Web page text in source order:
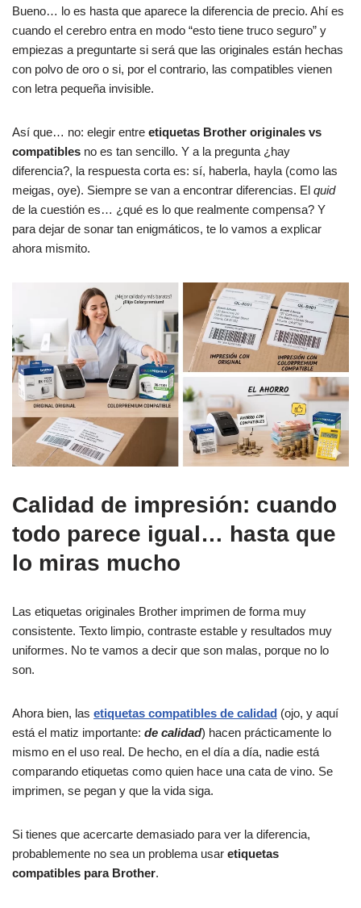
Bueno… lo es hasta que aparece la diferencia de precio. Ahí es
cuando el cerebro entra en modo “esto tiene truco seguro” y
empiezas a preguntarte si será que las originales están hechas
con polvo de oro o si, por el contrario, las compatibles vienen
con letra pequeña invisible.
Así que… no: elegir entre etiquetas Brother originales vs
compatibles no es tan sencillo. Y a la pregunta ¿hay
diferencia?, la respuesta corta es: sí, haberla, hayla (como las
meigas, oye). Siempre se van a encontrar diferencias. El quid
de la cuestión es… ¿qué es lo que realmente compensa? Y
para dejar de sonar tan enigmáticos, te lo vamos a explicar
ahora mismito.
Calidad de impresión: cuando
todo parece igual… hasta que
lo miras mucho
Las etiquetas originales Brother imprimen de forma muy
consistente. Texto limpio, contraste estable y resultados muy
uniformes. No te vamos a decir que son malas, porque no lo
son.
Ahora bien, las etiquetas compatibles de calidad (ojo, y aquí
está el matiz importante: de calidad) hacen prácticamente lo
mismo en el uso real. De hecho, en el día a día, nadie está
comparando etiquetas como quien hace una cata de vino. Se
imprimen, se pegan y que la vida siga.
Si tienes que acercarte demasiado para ver la diferencia,
probablemente no sea un problema usar etiquetas
compatibles para Brother.